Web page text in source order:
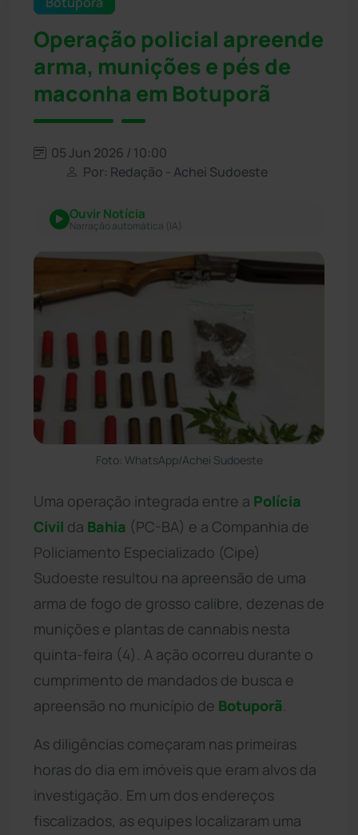
Operação policial apreende
arma, munições e pés de
maconha em Botuporã
05 Jun 2026 / 10:00
Por: Redação - Achei Sudoeste
Ouvir Notícia
Narração automática (IA)
Foto: WhatsApp/Achei Sudoeste
Uma operação integrada entre a Polícia
Civil da Bahia (PC-BA) e a Companhia de
Policiamento Especializado (Cipe)
Sudoeste resultou na apreensão de uma
arma de fogo de grosso calibre, dezenas de
munições e plantas de cannabis nesta
quinta-feira (4). A ação ocorreu durante o
cumprimento de mandados de busca e
apreensão no município de Botuporã
As diligências começaram nas primeiras
horas do dia em imóveis que eram alvos da
investigação. Em um dos endereços
fiscalizados, as equipes localizaram uma